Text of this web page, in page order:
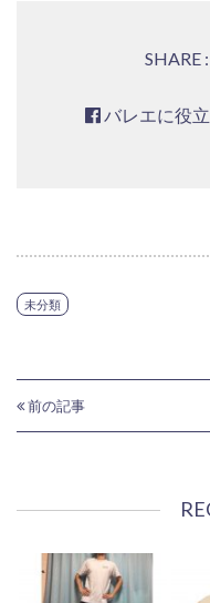
SHARE :
バレエに役
未分類
前の記事